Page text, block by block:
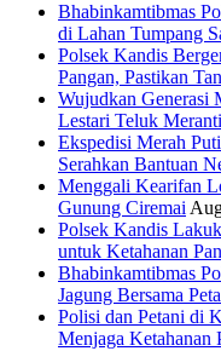
Bhabinkamtibmas
di Lahan Tumpang
Polsek Kandis
Pangan, Pastikan
Wujudkan Generasi
Lestari Teluk
Ekspedisi Merah
Serahkan Bantuan
Menggali Kearifan
Gunung Ciremai
Polsek Kandis
untuk Ketahanan
Bhabinkamtibmas
Jagung Bersama
Polisi dan Petani di
Menjaga Ketahanan